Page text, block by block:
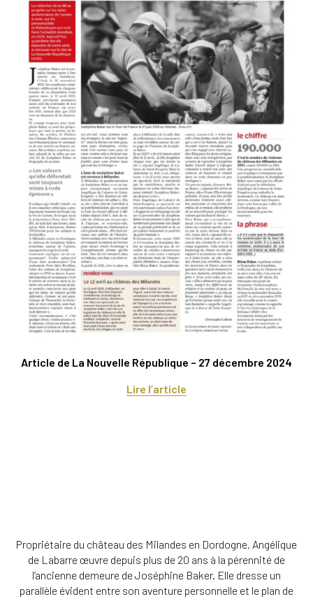
Article de La Nouvelle République – 27 décembre 2024
Lire l’article
Propriétaire du château des Milandes en Dordogne, Angélique
de Labarre œuvre depuis plus de 20 ans à la pérennité de
l’ancienne demeure de Joséphine Baker. Elle dresse un
parallèle évident entre son aventure personnelle et le plan de